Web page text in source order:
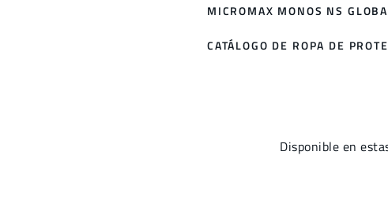
MICROMAX MONOS NS
CATÁLOGO DE ROPA DE
Disponible en